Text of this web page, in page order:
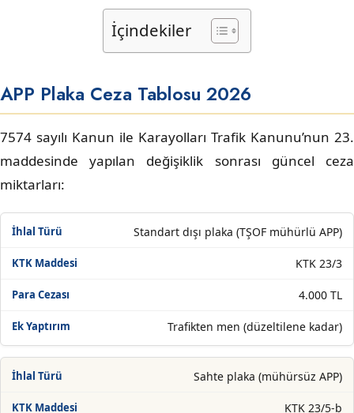
İçindekiler
APP Plaka Ceza Tablosu 2026
7574 sayılı Kanun ile Karayolları Trafik Kanunu’nun 23.
maddesinde yapılan değişiklik sonrası güncel ceza
miktarları:
Standart dışı plaka (TŞOF mühürlü APP)
KTK 23/3
4.000 TL
Trafikten men (düzeltilene kadar)
Sahte plaka (mühürsüz APP)
KTK 23/5-b